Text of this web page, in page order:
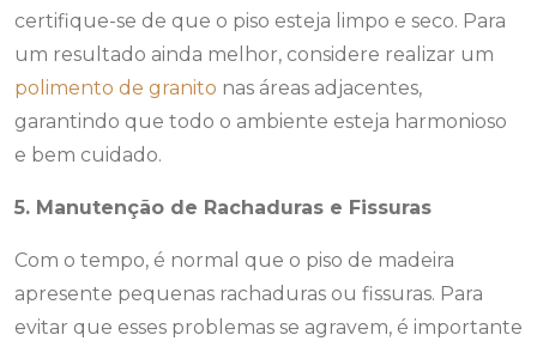
certifique-se de que o piso esteja limpo e seco. Para
um resultado ainda melhor, considere realizar um
polimento de granito nas áreas adjacentes,
garantindo que todo o ambiente esteja harmonioso
e bem cuidado.
5. Manutenção de Rachaduras e Fissuras
Com o tempo, é normal que o piso de madeira
apresente pequenas rachaduras ou fissuras. Para
evitar que esses problemas se agravem, é importante